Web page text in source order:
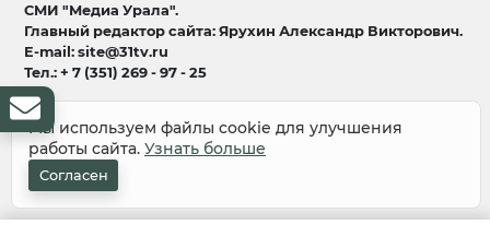
СМИ "Медиа Урала".
Главный редактор сайта: Ярухин Александр Викторович.
E-mail: site@31tv.ru
Тел.: + 7 (351) 269 - 97 - 25
18+
© 2008-2026 Все права защищены
разработка и продвижение:
Мы используем файлы cookie для улучшения
работы сайта. Узнать больше
Согласен